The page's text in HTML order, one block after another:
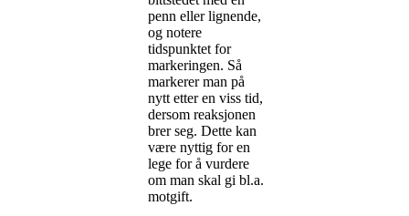
penn eller lignende,
og notere
tidspunktet for
markeringen. Så
markerer man på
nytt etter en viss tid,
dersom reaksjonen
brer seg. Dette kan
være nyttig for en
lege for å vurdere
om man skal gi bl.a.
motgift.